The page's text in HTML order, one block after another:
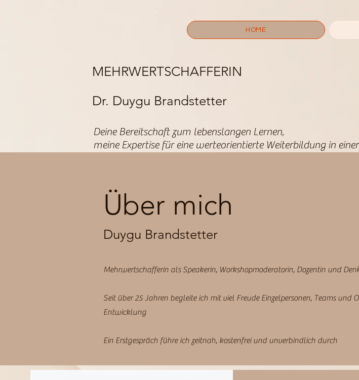
HOME
MEHRWERTSCHAFFERIN
Dr. Duygu Brandstetter
Deine Bereitschaft zum lebenslangen Lernen,
meine Expertise für eine werteorientierte Weiterbildung in
Über mich
Duygu Brandstetter
Mehrwertschafferin als Speakerin, Workshopmoderatorin, Dozentin und
Seit über 25 Jahren begleite ich mit viel Freude Einzelpersonen, Teams und
Entwicklung
Ein Erstgespräch führe ich zeitnah, kostenfrei und unverbindlich durch